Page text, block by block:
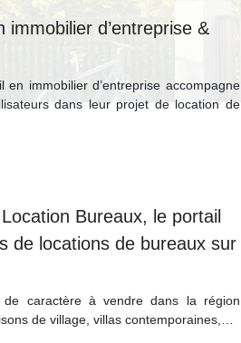
immobilier d’entreprise &
en immobilier d’entreprise accompagne
dans leur projet de location de
Bureaux, le portail
de locations de bureaux sur
caractère à vendre dans la région
de village, villas contemporaines,…